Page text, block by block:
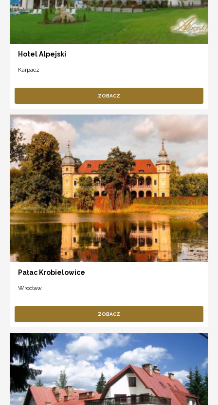
Hotel Alpejski
Karpacz
ZOBACZ
Pałac Krobielowice
Wrocław
ZOBACZ